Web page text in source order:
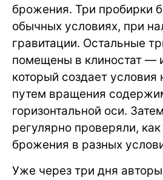
брожения. Три пробирки
обычных условиях, при
гравитации. Остальные
помещены в клиностат —
который создает условия
путем вращения
горизонтальной оси.
регулярно проверяли,
брожения в разных
Уже через три дня